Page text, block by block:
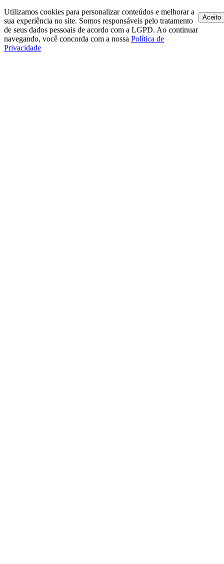
Utilizamos cookies para personalizar conteúdos e melhorar a
sua experiência no site. Somos responsáveis pelo tratamento
de seus dados pessoais de acordo com a LGPD. Ao continuar
navegando, você concorda com a nossa Política de
Privacidade
Aceito